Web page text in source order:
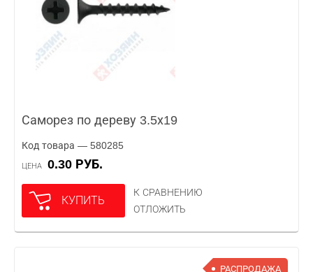
Саморез по дереву 3.5х19
Код товара — 580285
ЦЕНА 0.30 РУБ.
КУПИТЬ
К СРАВНЕНИЮ
ОТЛОЖИТЬ
РАСПРОДАЖА